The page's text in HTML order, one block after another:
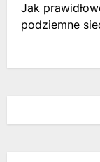
Jak
podziemne